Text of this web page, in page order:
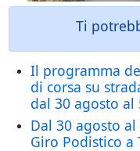
Ti
Il programma
di corsa su
dal 30 agosto al
Dal 30 agosto
Giro Podistico a